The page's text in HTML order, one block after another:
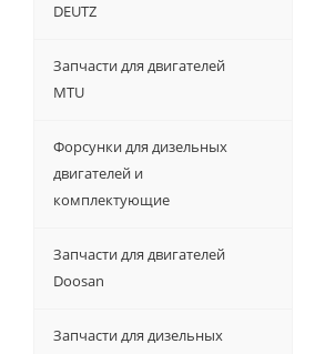
DEUTZ
Запчасти для двигателей
MTU
Форсунки для дизельных
двигателей и
комплектующие
Запчасти для двигателей
Doosan
Запчасти для дизельных